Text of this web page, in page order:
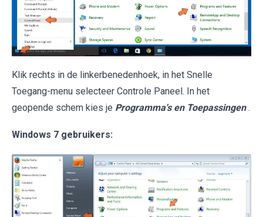
Klik rechts in de linkerbenedenhoek, in het Snelle
Toegang-menu selecteer Controle Paneel. In het
geopende schem kies je Programma's en Toepassingen .
Windows 7 gebruikers: